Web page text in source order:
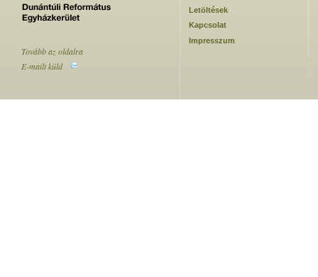
Letöltések
Kapcsolat
Impresszum
Tovább az oldalra
E-mailt küld